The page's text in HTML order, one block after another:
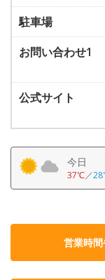
駐車場
お問い合わせ1
公式サイト
今日
37℃／
営業時